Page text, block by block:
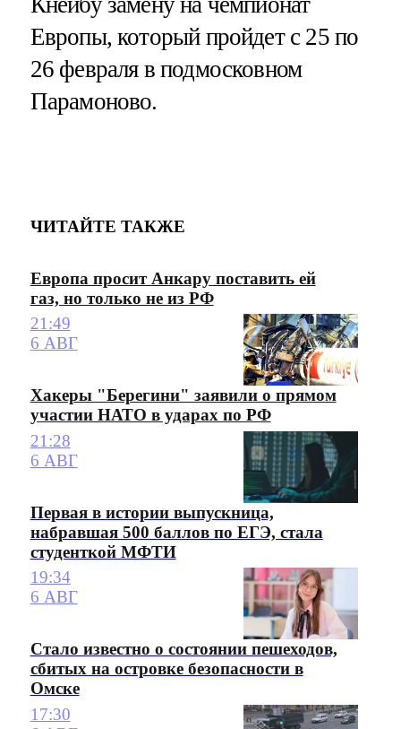
Европы, который пройдет с 25 по
26 февраля в подмосковном
Парамоново.
ЧИТАЙТЕ ТАКЖЕ
Европа просит Анкару поставить ей
газ, но только не из РФ
21:49
6 АВГ
Хакеры "Берегини" заявили о прямом
участии НАТО в ударах по РФ
21:28
6 АВГ
Первая в истории выпускница,
набравшая 500 баллов по ЕГЭ, стала
студенткой МФТИ
19:34
6 АВГ
Стало известно о состоянии пешеходов,
сбитых на островке безопасности в
Омске
17:30